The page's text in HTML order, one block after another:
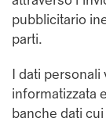
pubblicitario
parti.
I dati
informatizzata
banche dati